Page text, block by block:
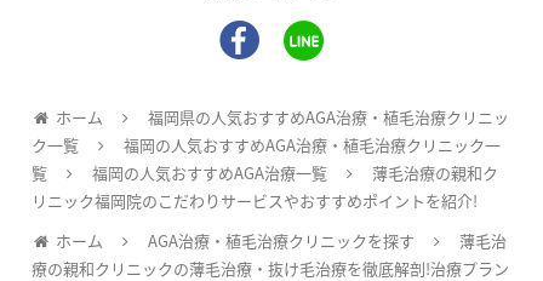
ホーム
福岡県の人気おすすめAGA治療・植毛治療クリニッ
ク一覧
福岡の人気おすすめAGA治療・植毛治療クリニック一
覧
福岡の人気おすすめAGA治療一覧
薄毛治療の親和ク
リニック福岡院のこだわりサービスやおすすめポイントを紹介!
ホーム
AGA治療・植毛治療クリニックを探す
薄毛治
療の親和クリニックの薄毛治療・抜け毛治療を徹底解剖!治療プラン